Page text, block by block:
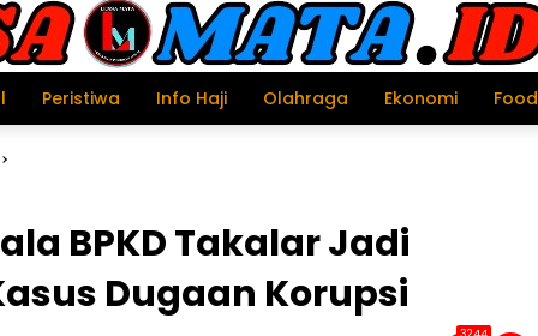
Peristiwa Info Haji Olahraga Ekonomi Food
BPKD Takalar Jadi
Dugaan Korupsi